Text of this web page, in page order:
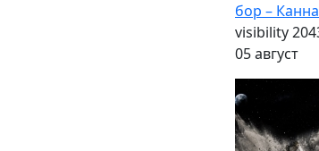
бор –
visibility
05 август